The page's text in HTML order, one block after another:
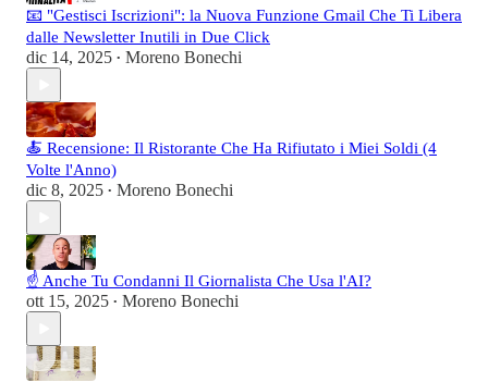
📧 "Gestisci Iscrizioni": la Nuova Funzione Gmail Che Ti Libera
dalle Newsletter Inutili in Due Click
dic 14, 2025 • Moreno Bonechi
🍝 Recensione: Il Ristorante Che Ha Rifiutato i Miei Soldi (4
Volte l'Anno)
dic 8, 2025 • Moreno Bonechi
☝️ Anche Tu Condanni Il Giornalista Che Usa l'AI?
ott 15, 2025 • Moreno Bonechi